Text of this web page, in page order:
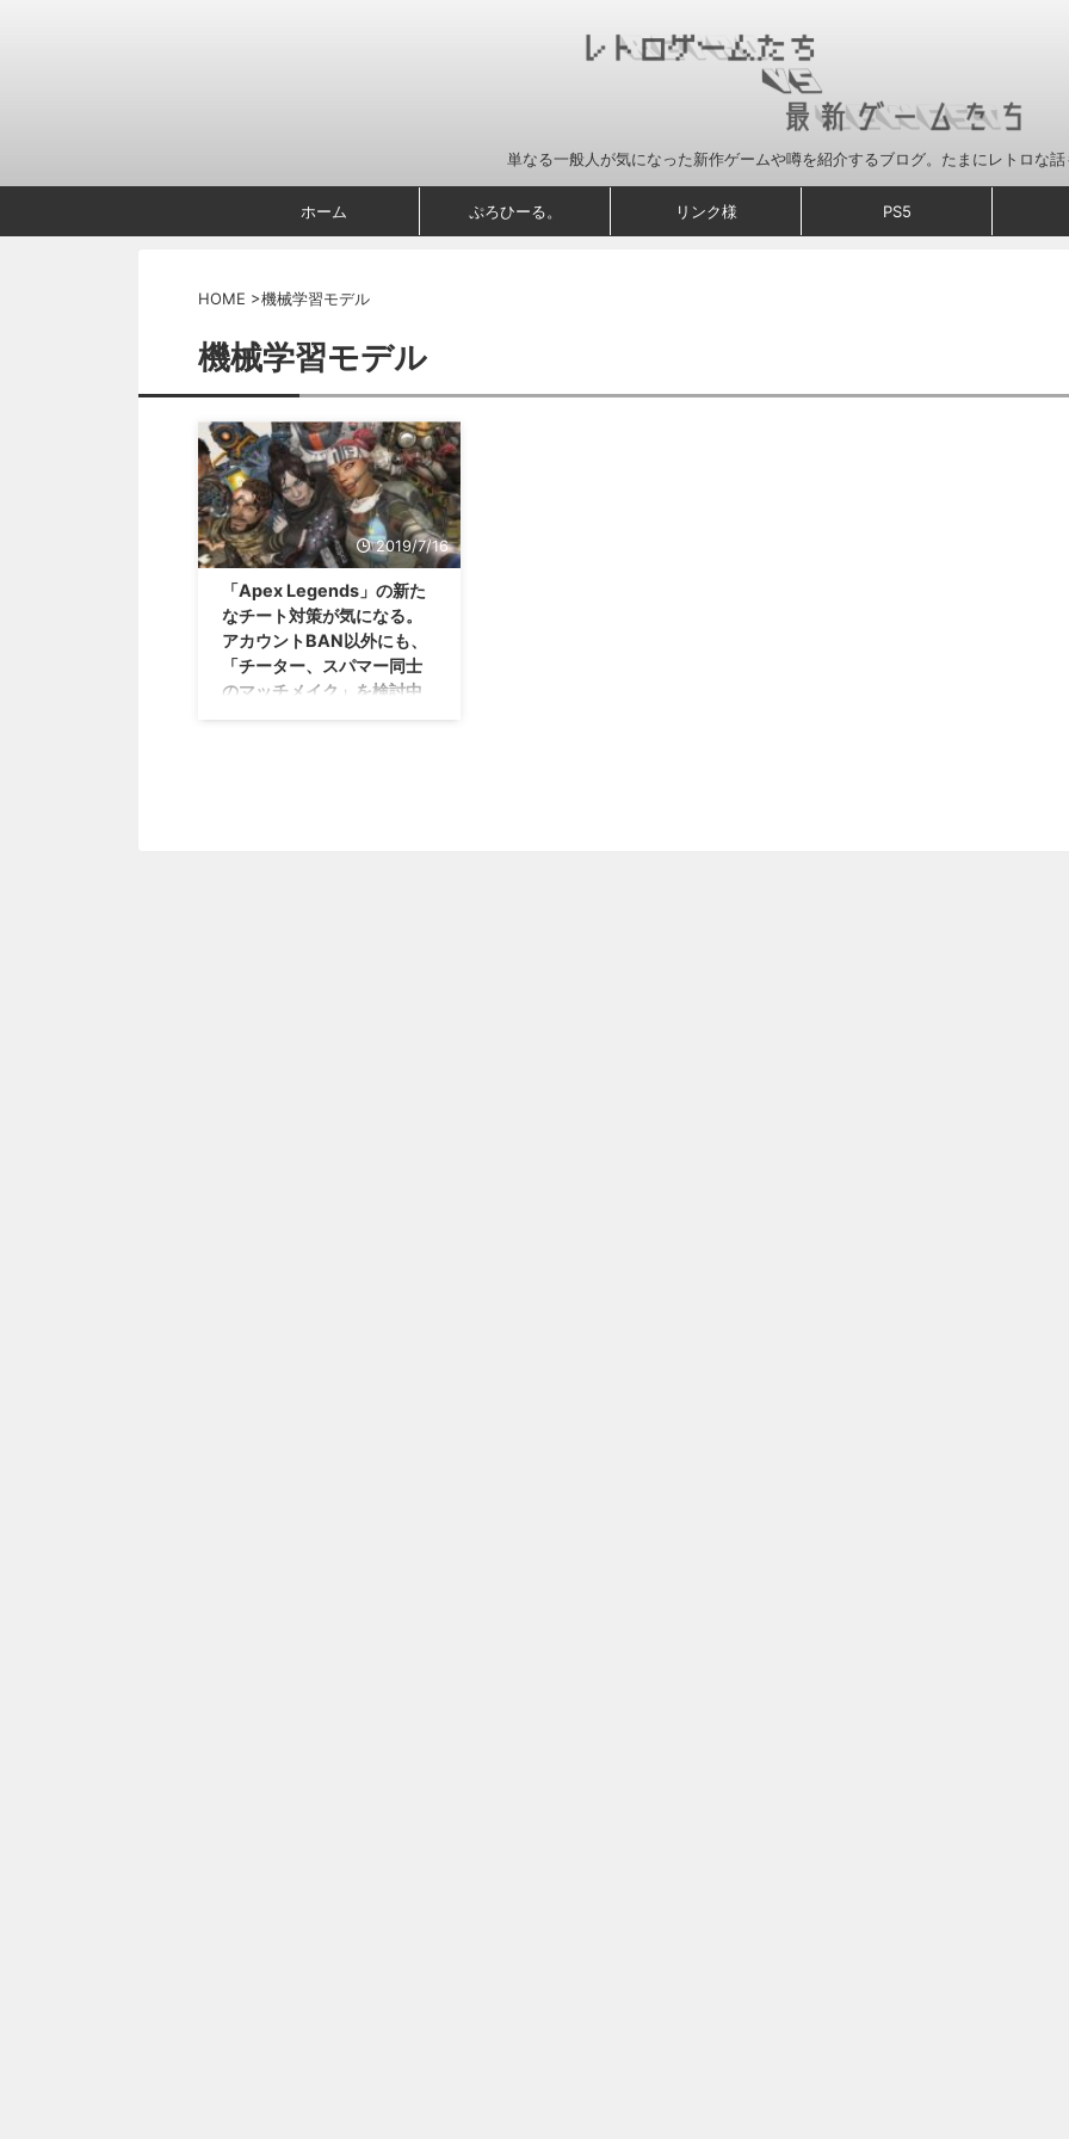
単なる一般人が気になった新作ゲームや噂を紹介するブログ。たまにレトロな話
ホーム ぷろひーる。 リンク様 PS5
HOME >機械学習モデル
機械学習モデル
2019/7/16
「Apex Legends」の新た
なチート対策が気になる。
アカウントBAN以外にも、
「チーター、スパマー同士
のマッチメイク」を検討中